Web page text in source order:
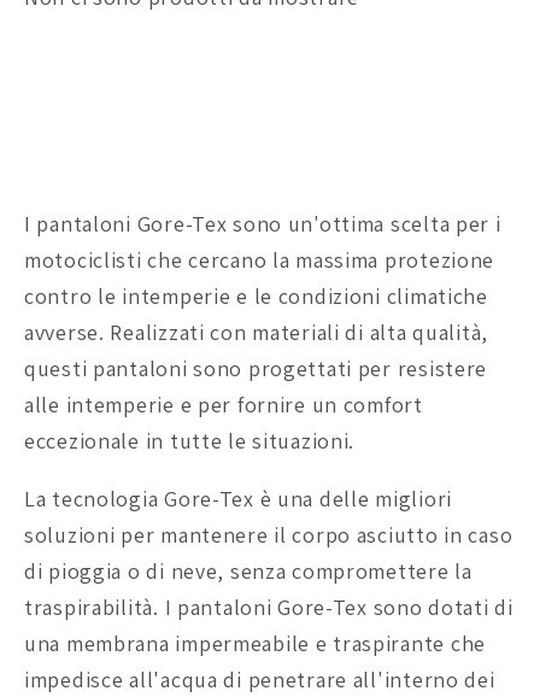
I pantaloni Gore-Tex sono un'ottima scelta per i
motociclisti che cercano la massima protezione
contro le intemperie e le condizioni climatiche
avverse. Realizzati con materiali di alta qualità,
questi pantaloni sono progettati per resistere
alle intemperie e per fornire un comfort
eccezionale in tutte le situazioni.
La tecnologia Gore-Tex è una delle migliori
soluzioni per mantenere il corpo asciutto in caso
di pioggia o di neve, senza compromettere la
traspirabilità. I pantaloni Gore-Tex sono dotati di
una membrana impermeabile e traspirante che
impedisce all'acqua di penetrare all'interno dei